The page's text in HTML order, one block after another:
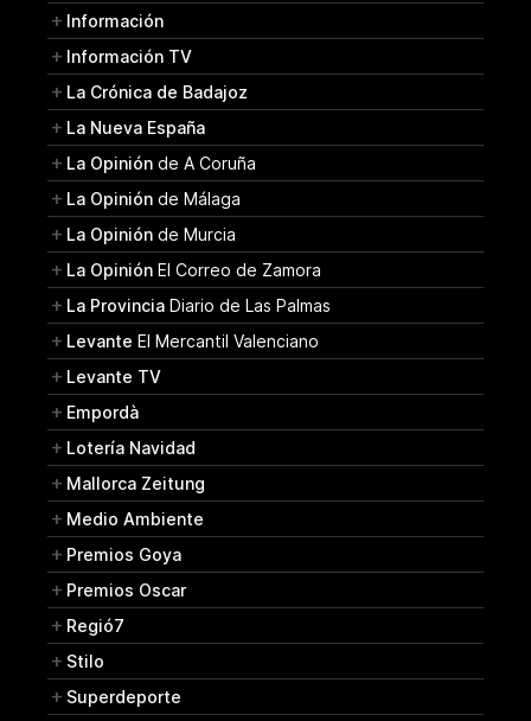
Información
Información TV
La Crónica de Badajoz
La Nueva España
La Opinión de A Coruña
La Opinión de Málaga
La Opinión de Murcia
La Opinión El Correo de Zamora
La Provincia Diario de Las Palmas
Levante El Mercantil Valenciano
Levante TV
Empordà
Lotería Navidad
Mallorca Zeitung
Medio Ambiente
Premios Goya
Premios Oscar
Regió7
Stilo
Superdeporte